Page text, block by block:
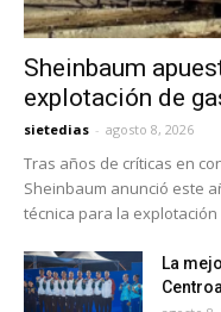
Sheinbaum
explotación de
sietedias - agosto 8, 2026
Tras años de críticas en
Sheinbaum anunció este
técnica para la
La